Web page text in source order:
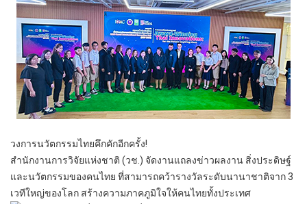
วงการนวัตกรรมไทยคึกคักอีกครั้ง!
สำนักงานการวิจัยแห่งชาติ (วช.) จัดงานแถลงข่าวผลงาน สิ่งประดิษฐ์
และนวัตกรรมของคนไทย ที่สามารถคว้ารางวัลระดับนานาชาติจาก 3
เวทีใหญ่ของโลก สร้างความภาคภูมิใจให้คนไทยทั้งประเทศ